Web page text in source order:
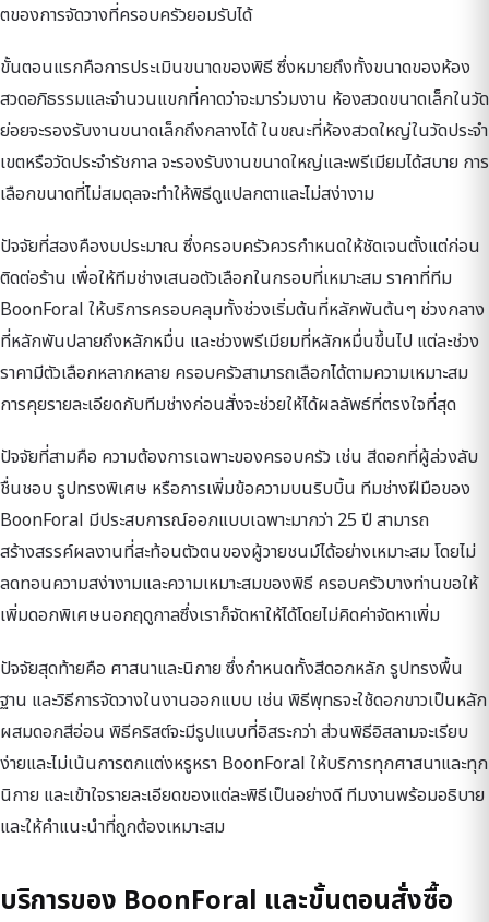
ตของการจัดวางที่ครอบครัวยอมรับได้
ขั้นตอนแรกคือการประเมินขนาดของพิธี ซึ่งหมายถึงทั้งขนาดของห้อง
สวดอภิธรรมและจำนวนแขกที่คาดว่าจะมาร่วมงาน ห้องสวดขนาดเล็กในวัด
ย่อยจะรองรับงานขนาดเล็กถึงกลางได้ ในขณะที่ห้องสวดใหญ่ในวัดประจำ
เขตหรือวัดประจำรัชกาล จะรองรับงานขนาดใหญ่และพรีเมียมได้สบาย การ
เลือกขนาดที่ไม่สมดุลจะทำให้พิธีดูแปลกตาและไม่สง่างาม
ปัจจัยที่สองคืองบประมาณ ซึ่งครอบครัวควรกำหนดให้ชัดเจนตั้งแต่ก่อน
ติดต่อร้าน เพื่อให้ทีมช่างเสนอตัวเลือกในกรอบที่เหมาะสม ราคาที่ทีม
BoonForal ให้บริการครอบคลุมทั้งช่วงเริ่มต้นที่หลักพันต้นๆ ช่วงกลาง
ที่หลักพันปลายถึงหลักหมื่น และช่วงพรีเมียมที่หลักหมื่นขึ้นไป แต่ละช่วง
ราคามีตัวเลือกหลากหลาย ครอบครัวสามารถเลือกได้ตามความเหมาะสม
การคุยรายละเอียดกับทีมช่างก่อนสั่งจะช่วยให้ได้ผลลัพธ์ที่ตรงใจที่สุด
ปัจจัยที่สามคือ ความต้องการเฉพาะของครอบครัว เช่น สีดอกที่ผู้ล่วงลับ
ชื่นชอบ รูปทรงพิเศษ หรือการเพิ่มข้อความบนริบบิ้น ทีมช่างฝีมือของ
BoonForal มีประสบการณ์ออกแบบเฉพาะมากว่า 25 ปี สามารถ
สร้างสรรค์ผลงานที่สะท้อนตัวตนของผู้วายชนม์ได้อย่างเหมาะสม โดยไม่
ลดทอนความสง่างามและความเหมาะสมของพิธี ครอบครัวบางท่านขอให้
เพิ่มดอกพิเศษนอกฤดูกาลซึ่งเราก็จัดหาให้ได้โดยไม่คิดค่าจัดหาเพิ่ม
ปัจจัยสุดท้ายคือ ศาสนาและนิกาย ซึ่งกำหนดทั้งสีดอกหลัก รูปทรงพื้น
ฐาน และวิธีการจัดวางในงานออกแบบ เช่น พิธีพุทธจะใช้ดอกขาวเป็นหลัก
ผสมดอกสีอ่อน พิธีคริสต์จะมีรูปแบบที่อิสระกว่า ส่วนพิธีอิสลามจะเรียบ
ง่ายและไม่เน้นการตกแต่งหรูหรา BoonForal ให้บริการทุกศาสนาและทุก
นิกาย และเข้าใจรายละเอียดของแต่ละพิธีเป็นอย่างดี ทีมงานพร้อมอธิบาย
และให้คำแนะนำที่ถูกต้องเหมาะสม
บริการของ BoonForal และขั้นตอนสั่งซื้อ